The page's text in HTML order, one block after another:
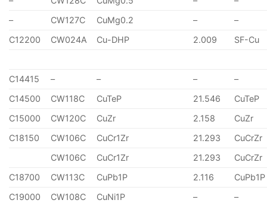
–
CW127C CuMg0.2 –
–
C12200
CW024A Cu-DHP 2.009 SF-Cu
C14415 – – –
–
C14500
CW118C CuTeP 21.546
CuTeP
C15000
CW120C CuZr 2.158
CuZr
C18150
CW106C CuCr1Zr 21.293
CuCrZr
CW106C
CuCr1Zr 21.293
CuCrZr
C18700
CW113C CuPb1P 2.116
CuPb1P
C19000
CW108C CuNi1P –
–